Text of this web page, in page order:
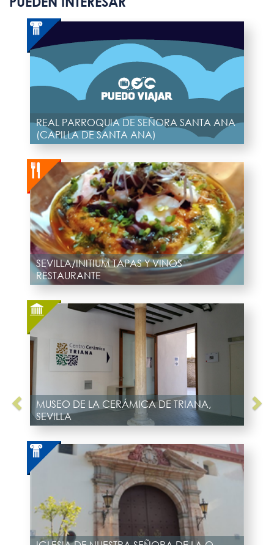
REAL PARROQUIA DE SEÑORA SANTA ANA
(CAPILLA DE SANTA ANA)
SEVILLA/INITIUM TAPAS Y VINOS
RESTAURANTE
MUSEO DE LA CERÁMICA DE TRIANA,
SEVILLA